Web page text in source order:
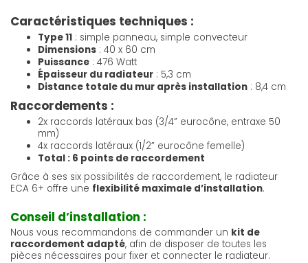
Caractéristiques techniques :
Type 11 : simple panneau, simple convecteur
Dimensions : 40 x 60 cm
Puissance : 476 Watt
Épaisseur du radiateur : 5,3 cm
Distance totale du mur après installation : 8,4 cm
Raccordements :
2x raccords latéraux bas (3/4” eurocône, entraxe 50
mm)
4x raccords latéraux (1/2” eurocône femelle)
Total : 6 points de raccordement
Grâce à ses six possibilités de raccordement, le radiateur
ECA 6+ offre une flexibilité maximale d’installation.
Conseil d’installation :
Nous vous recommandons de commander un kit de
raccordement adapté, afin de disposer de toutes les
pièces nécessaires pour fixer et connecter le radiateur.